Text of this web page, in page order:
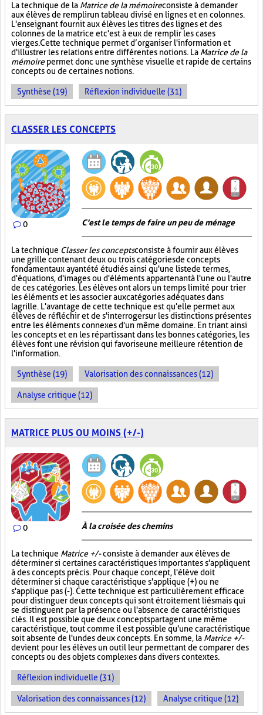
La technique de la Matrice de la mémoireconsiste à demander
aux élèves de remplir un tableau divisé en lignes et en colonnes.
L'enseignant fournit aux élèves les titres des lignes et des
colonnes de la matrice et c'est à eux de remplir les cases
vierges. Cette technique permet d’organiser l'information et
d'illustrer les relations entre différentes notions. La Matrice de la
mémoirepermet donc une synthèse visuelle et rapide de certains
concepts ou de certaines notions.
Synthèse (19) Réflexion individuelle (31)
CLASSER LES CONCEPTS
0 C'est le temps de faire un peu de ménage
La technique Classer les conceptsconsiste à fournir aux élèves
une grille contenant deux ou trois catégories de concepts
fondamentaux ayant été étudiés ainsi qu'une liste de termes,
d'équations, d'images ou d'éléments appartenant à l'une ou l'autre
de ces catégories. Les élèves ont alors un temps limité pour trier
les éléments et les associer aux catégories adéquates dans
la grille. L'avantage de cette technique est qu'elle permet aux
élèves de réfléchir et de s'interroger sur les distinctions présentes
entre les éléments connexes d'un même domaine. En triant ainsi
les concepts et en les répartissant dans les bonnes catégories, les
élèves font une révision qui favorise une meilleure rétention de
l'information.
Synthèse (19) Valorisation des connaissances (12)
Analyse critique (12)
MATRICE PLUS OU MOINS (+/-)
0 À la croisée des chemins
La technique Matrice +/-consiste à demander aux élèves de
déterminer si certaines caractéristiques importantes s'appliquent
à des concepts précis. Pour chaque concept, l'élève doit
déterminer si chaque caractéristique s'applique (+) ou ne
s'applique pas (-). Cette technique est particulièrement efficace
pour distinguer deux concepts qui sont étroitement liés mais qui
se distinguent par la présence ou l'absence de caractéristiques
clés. Il est possible que deux concepts partagent une même
caractéristique, tout comme il est possible qu'une caractéristique
soit absente de l'un des deux concepts. En somme, la Matrice +/-
devient pour les élèves un outil leur permettant de comparer des
concepts ou des objets complexes dans divers contextes.
Réflexion individuelle (31)
Valorisation des connaissances (12) Analyse critique (12)